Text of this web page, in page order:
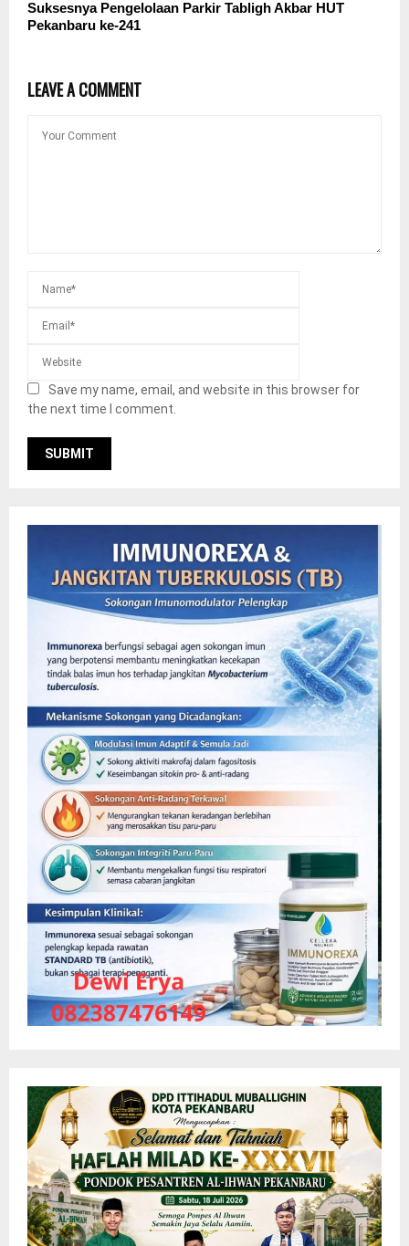
Suksesnya Pengelolaan Parkir Tabligh Akbar HUT
Pekanbaru ke-241
LEAVE A COMMENT
Save my name, email, and website in this browser for
the next time I comment.